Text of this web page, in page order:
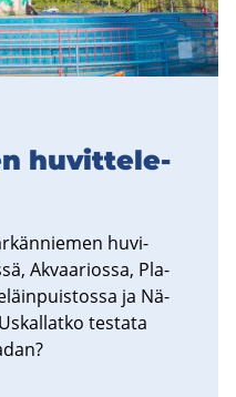
hu­vit­te­le­
hu­vi­
Akvaa­rios­sa, Pla­
ja Nä­
tes­ta­ta